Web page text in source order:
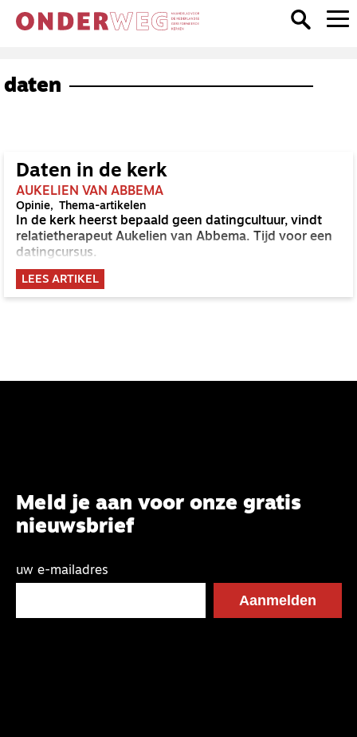
daten
Daten in de kerk
AUKELIEN VAN ABBEMA
Opinie Thema-artikelen
In de kerk heerst bepaald geen datingcultuur, vindt
relatietherapeut Aukelien van Abbema. Tijd voor een
datingcursus.
LEES ARTIKEL
Meld je aan voor onze gratis
nieuwsbrief
uw e-mailadres